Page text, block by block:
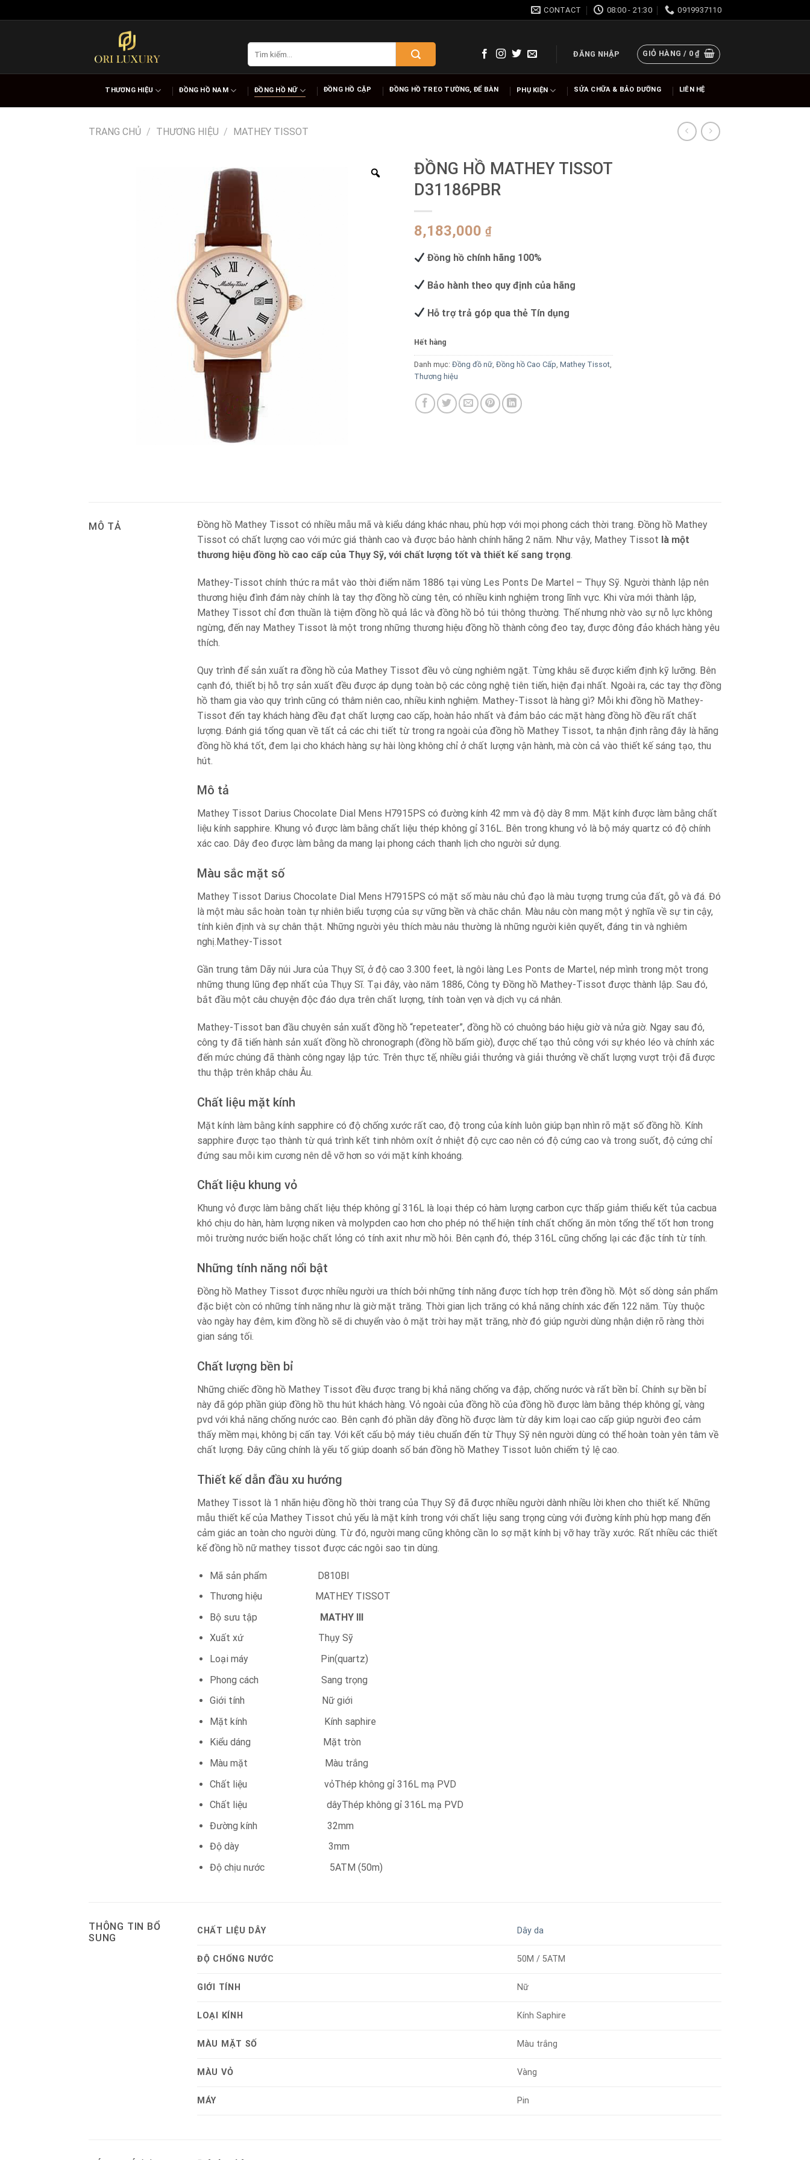
to
CONTACT 08:00 - 21:30 0919937110
ĐĂNG NHẬP GIỎ HÀNG / 0₫
THƯƠNG HIỆU ĐỒNG HỒ NAM ĐỒNG HỒ NỮ ĐỒNG HỒ CẶP ĐỒNG HỒ TREO TƯỜNG, ĐỂ BÀN PHỤ KIỆN SỬA CHỮA & BẢO DƯỠNG LIÊN HỆ
TRANG CHỦ / THƯƠNG HIỆU / MATHEY TISSOT
ĐỒNG HỒ MATHEY TISSOT
D31186PBR
8,183,000 ₫
Đồng hồ chính hãng 100%
Bảo hành theo quy định của hãng
Hỗ trợ trả góp qua thẻ Tín dụng
Hết hàng
Danh mục: Đồng đồ nữ, Đồng hồ Cao Cấp, Mathey Tissot,
Thương hiệu
MÔ TẢ
Đồng hồ Mathey Tissot có nhiều mẫu mã và kiểu dáng khác nhau, phù hợp với mọi phong cách thời trang. Đồng hồ Mathey
Tissot có chất lượng cao với mức giá thành cao và được bảo hành chính hãng 2 năm. Như vậy, Mathey Tissot là một
thương hiệu đồng hồ cao cấp của Thụy Sỹ, với chất lượng tốt và thiết kế sang trọng.
Mathey-Tissot chính thức ra mắt vào thời điểm năm 1886 tại vùng Les Ponts De Martel – Thụy Sỹ. Người thành lập nên
thương hiệu đình đám này chính là tay thợ đồng hồ cùng tên, có nhiều kinh nghiệm trong lĩnh vực. Khi vừa mới thành lập,
Mathey Tissot chỉ đơn thuần là tiệm đồng hồ quả lắc và đồng hồ bỏ túi thông thường. Thế nhưng nhờ vào sự nỗ lực không
ngừng, đến nay Mathey Tissot là một trong những thương hiệu đồng hồ thành công đeo tay, được đông đảo khách hàng yêu
thích.
Quy trình để sản xuất ra đồng hồ của Mathey Tissot đều vô cùng nghiêm ngặt. Từng khâu sẽ được kiểm định kỹ lưỡng. Bên
cạnh đó, thiết bị hỗ trợ sản xuất đều được áp dụng toàn bộ các công nghệ tiên tiến, hiện đại nhất. Ngoài ra, các tay thợ đồng
hồ tham gia vào quy trình cũng có thâm niên cao, nhiều kinh nghiệm. Mathey-Tissot là hàng gì? Mỗi khi đồng hồ Mathey-
Tissot đến tay khách hàng đều đạt chất lượng cao cấp, hoàn hảo nhất và đảm bảo các mặt hàng đồng hồ đều rất chất
lượng. Đánh giá tổng quan về tất cả các chi tiết từ trong ra ngoài của đồng hồ Mathey Tissot, ta nhận định rằng đây là hãng
đồng hồ khá tốt, đem lại cho khách hàng sự hài lòng không chỉ ở chất lượng vận hành, mà còn cả vào thiết kế sáng tạo, thu
hút.
Mô tả
Mathey Tissot Darius Chocolate Dial Mens H7915PS có đường kính 42 mm và độ dày 8 mm. Mặt kính được làm bằng chất
liệu kính sapphire. Khung vỏ được làm bằng chất liệu thép không gỉ 316L. Bên trong khung vỏ là bộ máy quartz có độ chính
xác cao. Dây đeo được làm bằng da mang lại phong cách thanh lịch cho người sử dụng.
Màu sắc mặt số
Mathey Tissot Darius Chocolate Dial Mens H7915PS có mặt số màu nâu chủ đạo là màu tượng trưng của đất, gỗ và đá. Đó
là một màu sắc hoàn toàn tự nhiên biểu tượng của sự vững bền và chăc chắn. Màu nâu còn mang một ý nghĩa về sự tin cậy,
tính kiên định và sự chân thật. Những người yêu thích màu nâu thường là những người kiên quyết, đáng tin và nghiêm
nghị.Mathey-Tissot
Gần trung tâm Dãy núi Jura của Thụy Sĩ, ở độ cao 3.300 feet, là ngôi làng Les Ponts de Martel, nép mình trong một trong
những thung lũng đẹp nhất của Thụy Sĩ. Tại đây, vào năm 1886, Công ty Đồng hồ Mathey-Tissot được thành lập. Sau đó,
bắt đầu một câu chuyện độc đáo dựa trên chất lượng, tính toàn vẹn và dịch vụ cá nhân.
Mathey-Tissot ban đầu chuyên sản xuất đồng hồ “repeteater”, đồng hồ có chuông báo hiệu giờ và nửa giờ. Ngay sau đó,
công ty đã tiến hành sản xuất đồng hồ chronograph (đồng hồ bấm giờ), được chế tạo thủ công với sự khéo léo và chính xác
đến mức chúng đã thành công ngay lập tức. Trên thực tế, nhiều giải thưởng và giải thưởng về chất lượng vượt trội đã được
thu thập trên khắp châu Âu.
Chất liệu mặt kính
Mặt kính làm bằng kính sapphire có độ chống xước rất cao, độ trong của kính luôn giúp bạn nhìn rõ mặt số đồng hồ. Kính
sapphire được tạo thành từ quá trình kết tinh nhôm oxít ở nhiệt độ cực cao nên có độ cứng cao và trong suốt, độ cứng chỉ
đứng sau mỗi kim cương nên dễ vỡ hơn so với mặt kính khoáng.
Chất liệu khung vỏ
Khung vỏ được làm bằng chất liệu thép không gỉ 316L là loại thép có hàm lượng carbon cực thấp giảm thiểu kết tủa cacbua
khó chịu do hàn, hàm lượng niken và molypden cao hơn cho phép nó thể hiện tính chất chống ăn mòn tổng thể tốt hơn trong
môi trường nước biển hoặc chất lỏng có tính axit như mồ hôi. Bên cạnh đó, thép 316L cũng chống lại các đặc tính từ tính.
Những tính năng nổi bật
Đồng hồ Mathey Tissot được nhiều người ưa thích bởi những tính năng được tích hợp trên đồng hồ. Một số dòng sản phẩm
đặc biệt còn có những tính năng như là giờ mặt trăng. Thời gian lịch trăng có khả năng chính xác đến 122 năm. Tùy thuộc
vào ngày hay đêm, kim đồng hồ sẽ di chuyển vào ô mặt trời hay mặt trăng, nhờ đó giúp người dùng nhận diện rõ ràng thời
gian sáng tối.
Chất lượng bền bỉ
Những chiếc đồng hồ Mathey Tissot đều được trang bị khả năng chống va đập, chống nước và rất bền bỉ. Chính sự bền bỉ
này đã góp phần giúp đồng hồ thu hút khách hàng. Vỏ ngoài của đồng hồ của đồng hồ được làm bằng thép không gỉ, vàng
pvd với khả năng chống nước cao. Bên cạnh đó phần dây đồng hồ được làm từ dây kim loại cao cấp giúp người đeo cảm
thấy mềm mại, không bị cấn tay. Với kết cấu bộ máy tiêu chuẩn đến từ Thụy Sỹ nên người dùng có thể hoàn toàn yên tâm về
chất lượng. Đây cũng chính là yếu tố giúp doanh số bán đồng hồ Mathey Tissot luôn chiếm tỷ lệ cao.
Thiết kế dẫn đầu xu hướng
Mathey Tissot là 1 nhãn hiệu đồng hồ thời trang của Thụy Sỹ đã được nhiều người dành nhiều lời khen cho thiết kế. Những
mẫu thiết kế của Mathey Tissot chủ yếu là mặt kính trong với chất liệu sang trọng cùng với đường kính phù hợp mang đến
cảm giác an toàn cho người dùng. Từ đó, người mang cũng không cần lo sợ mặt kính bị vỡ hay trầy xước. Rất nhiều các thiết
kế đồng hồ nữ mathey tissot được các ngôi sao tin dùng.
Mã sản phẩm D810BI
Thương hiệu MATHEY TISSOT
Bộ sưu tập MATHY III
Xuất xứ Thụy Sỹ
Loại máy Pin(quartz)
Phong cách Sang trọng
Giới tính Nữ giới
Mặt kính Kính saphire
Kiểu dáng Mặt tròn
Màu mặt Màu trắng
Chất liệu vỏThép không gỉ 316L mạ PVD
Chất liệu dâyThép không gỉ 316L mạ PVD
Đường kính 32mm
Độ dày 3mm
Độ chịu nước 5ATM (50m)
THÔNG TIN BỔ
SUNG
CHẤT LIỆU DÂY Dây da
ĐỘ CHỐNG NƯỚC 50M / 5ATM
GIỚI TÍNH Nữ
LOẠI KÍNH Kính Saphire
MÀU MẶT SỐ Màu trắng
MÀU VỎ Vàng
MÁY Pin